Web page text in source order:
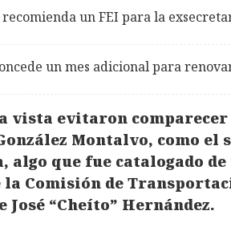
un FEI para la
un mes adicional para
vista evitaron
Montalvo, como
algo que fue catalogado
la Comisión de
“Cheíto” Hernández.